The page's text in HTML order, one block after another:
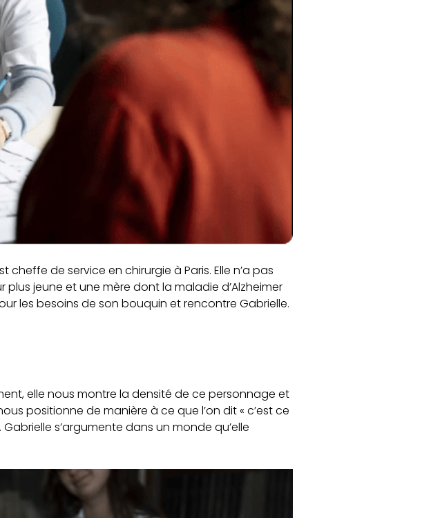
cheffe de service en chirurgie à Paris. Elle n’a pas
jeune et une mère dont la maladie d’Alzheimer
les besoins de son bouquin et rencontre Gabrielle.
elle nous montre la densité de ce personnage et
positionne de manière à ce que l’on dit « c’est ce
s’argumente dans un monde qu’elle